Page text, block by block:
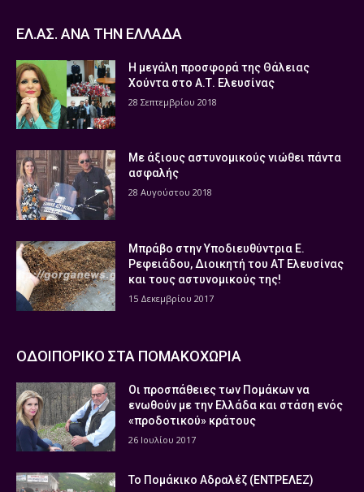
ΕΛ.ΑΣ. ΑΝΑ ΤΗΝ ΕΛΛΑΔΑ
Η μεγάλη προσφορά της Θάλειας
Χούντα στο Α.Τ. Ελευσίνας
28 Σεπτεμβρίου 2018
Με άξιους αστυνομικούς νιώθει πάντα
ασφαλής
28 Αυγούστου 2018
Μπράβο στην Υποδιευθύντρια Ε.
Ρεφειάδου, Διοικητή του ΑΤ Ελευσίνας
και τους αστυνομικούς της!
15 Δεκεμβρίου 2017
ΟΔΟΙΠΟΡΙΚΟ ΣΤΑ ΠΟΜΑΚΟΧΩΡΙΑ
Οι προσπάθειες των Πομάκων να
ενωθούν με την Ελλάδα και στάση ενός
«προδοτικού» κράτους
26 Ιουλίου 2017
Το Πομάκικο Αδραλέζ (ΕΝΤΡΕΛΕΖ)